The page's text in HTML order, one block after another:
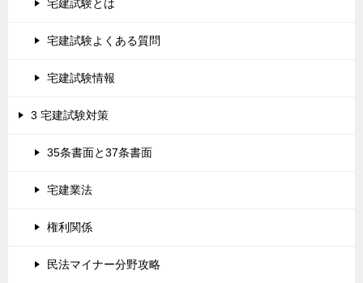
宅建試験とは
宅建試験よくある質問
宅建試験情報
3 宅建試験対策
35条書面と37条書面
宅建業法
権利関係
民法マイナー分野攻略